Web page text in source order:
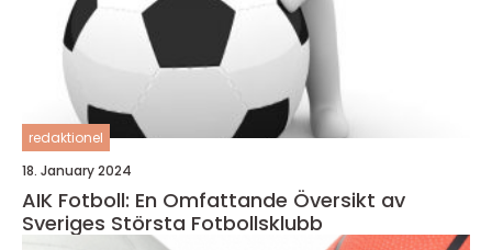
redaktionel
18. January 2024
AIK Fotboll: En Omfattande Översikt av
Sveriges Största Fotbollsklubb